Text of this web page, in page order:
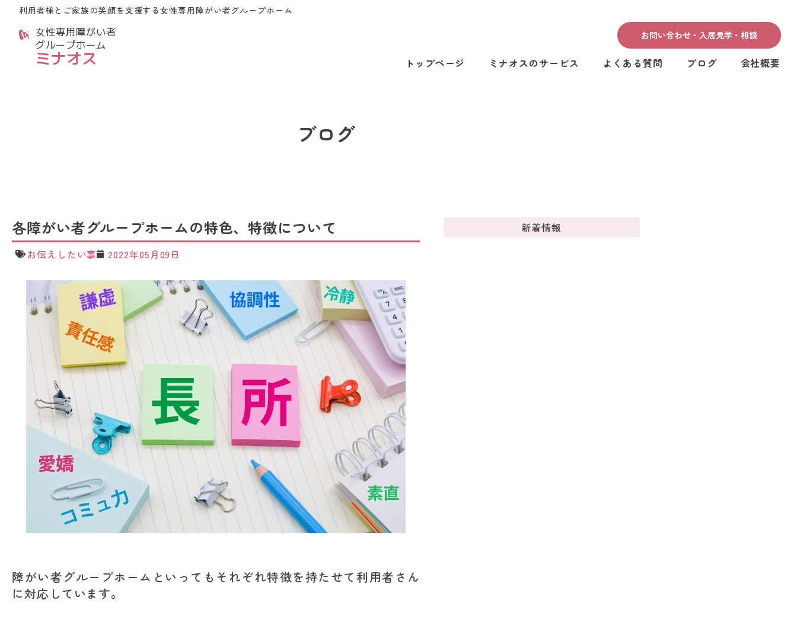
利用者様とご家族の笑顔を支援する女性専用障がい者グループホーム
女性専用障がい者
グループホーム
ミナオス
お問い合わせ・入居見学・相談
トップページ ミナオスのサービス よくある質問 ブログ 会社概要
ブログ
各障がい者グループホームの特色、特徴について
お伝えしたい事 2022年05月09日
障がい者グループホームといってもそれぞれ特徴を持たせて利用者さん
に対応しています。
新着情報